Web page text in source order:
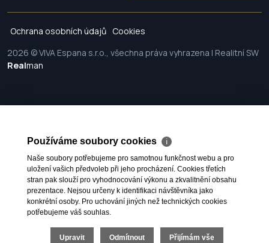
Ochrana osobních údajů Cookies
2026 © VIVA Espana s.r.o., všechna práva vyhrazena | Realitní SW
Realman
Používáme soubory cookies ℹ
Naše soubory potřebujeme pro samotnou funkčnost webu a pro
uložení vašich předvoleb při jeho procházení. Cookies třetích
stran pak slouží pro vyhodnocování výkonu a zkvalitnění obsahu
prezentace. Nejsou určeny k identifikaci návštěvníka jako
konkrétní osoby. Pro uchování jiných než technických cookies
potřebujeme váš souhlas.
Upravit Odmítnout Přijímám vše